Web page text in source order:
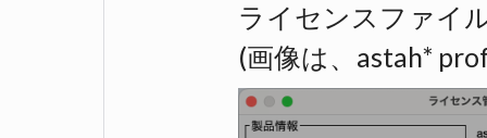
ライセンスファイ
(画像は、astah*